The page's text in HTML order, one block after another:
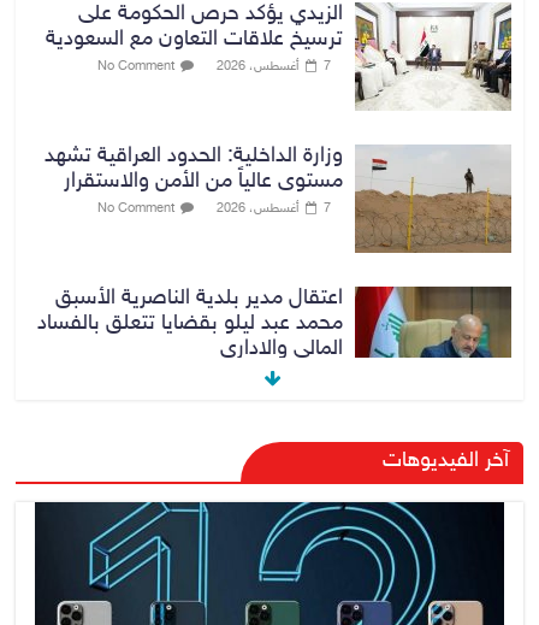
الزيدي يؤكد حرص الحكومة على
ترسيخ علاقات التعاون مع السعودية
7 أغسطس، 2026 No Comment
وزارة الداخلية: الحدود العراقية تشهد
مستوى عالياً من الأمن والاستقرار
7 أغسطس، 2026 No Comment
اعتقال مدير بلدية الناصرية الأسبق
محمد عبد ليلو بقضايا تتعلق بالفساد
المالي والاداري
الإعلام والاتصالات: (ستارلينك)
خدمة فضائية متطورة ولن تلغي
شبكات الإنترنت التقليدية الأخرى
No Comment
مئوية في 3 محافظات عراقية
آخر الفيديوهات